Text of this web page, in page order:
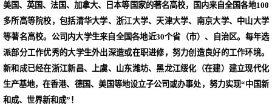
美国、英国、法国、加拿大、日本等国家的著名高校，国内来自全国各地100
多所高等院校，包括清华大学、浙江大学、天津大学、南京大学、中山大学
等著名高校。公司内大学生来自全国各地近30个省（市）、自治区。每年选
派部分工作优秀的大学生外出深造或在职进修，努力创造良好的工作环境。
新和成已经在浙江新昌、上虞、山东潍坊、黑龙江绥化（在建）建立现代化
生产基地，在香港、德国、美国等地设立子公司或办事处，努力实现“中国新
和成、世界新和成”！